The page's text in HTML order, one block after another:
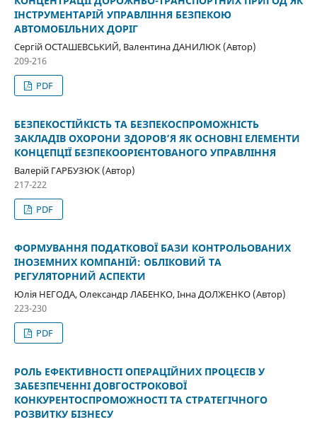
ІНСТРУМЕНТАРІЙ УПРАВЛІННЯ БЕЗПЕКОЮ
АВТОМОБІЛЬНИХ ДОРІГ
Сергій ОСТАШЕВСЬКИЙ, Валентина ДАНИЛЮК (Автор)
209-216
PDF
БЕЗПЕКОСТІЙКІСТЬ ТА БЕЗПЕКОСПРОМОЖНІСТЬ
ЗАКЛАДІВ ОХОРОНИ ЗДОРОВ’Я ЯК ОСНОВНІ ЕЛЕМЕНТИ
КОНЦЕПЦІЇ БЕЗПЕКООРІЄНТОВАНОГО УПРАВЛІННЯ
Валерій ГАРБУЗЮК (Автор)
217-222
PDF
ФОРМУВАННЯ ПОДАТКОВОЇ БАЗИ КОНТРОЛЬОВАНИХ
ІНОЗЕМНИХ КОМПАНІЙ: ОБЛІКОВИЙ ТА
РЕГУЛЯТОРНИЙ АСПЕКТИ
Юлія НЕГОДА, Олександр ЛАБЕНКО, Інна ДОЛЖЕНКО (Автор)
223-230
PDF
РОЛЬ ЕФЕКТИВНОСТІ ОПЕРАЦІЙНИХ ПРОЦЕСІВ У
ЗАБЕЗПЕЧЕННІ ДОВГОСТРОКОВОЇ
КОНКУРЕНТОСПРОМОЖНОСТІ ТА СТРАТЕГІЧНОГО
РОЗВИТКУ БІЗНЕСУ